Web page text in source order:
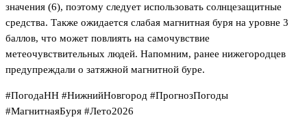
значения (6), поэтому следует использовать солнцезащитные
средства. Также ожидается слабая магнитная буря на уровне 3
баллов, что может повлиять на самочувствие
метеочувствительных людей. Напомним, ранее нижегородцев
предупреждали о затяжной магнитной буре.
#ПогодаНН #НижнийНовгород #ПрогнозПогоды
#МагнитнаяБуря #Лето2026